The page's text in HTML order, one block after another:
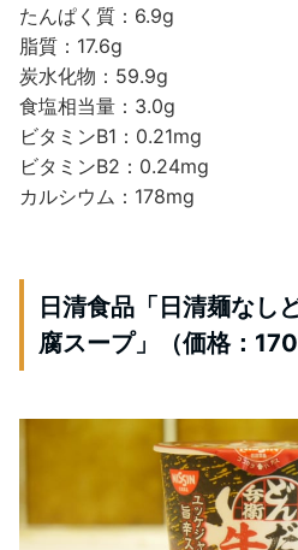
たんぱく質：6.9g
脂質：17.6g
炭水化物：59.9g
食塩相当量：3.0g
ビタミンB1：0.21mg
ビタミンB2：0.24mg
カルシウム：178mg
日清食品「日清麺なし
腐スープ」（価格：170